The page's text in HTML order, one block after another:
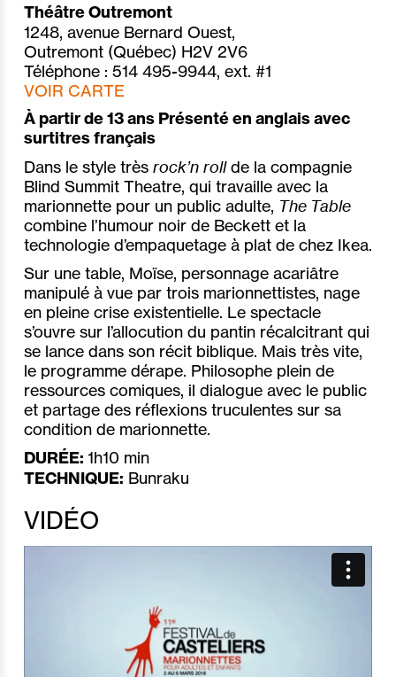
Théâtre Outremont
1248, avenue Bernard Ouest,
Outremont (Québec) H2V 2V6
Téléphone : 514 495-9944, ext. #1
VOIR CARTE
À partir de 13 ans Présenté en anglais avec
surtitres français
Dans le style très rock’n rollde la compagnie
Blind Summit Theatre, qui travaille avec la
marionnette pour un public adulte, The Table
combine l’humour noir de Beckett et la
technologie d’empaquetage à plat de chez Ikea.
Sur une table, Moïse, personnage acariâtre
manipulé à vue par trois marionnettistes, nage
en pleine crise existentielle. Le spectacle
s’ouvre sur l’allocution du pantin récalcitrant qui
se lance dans son récit biblique. Mais très vite,
le programme dérape. Philosophe plein de
ressources comiques, il dialogue avec le public
et partage des réflexions truculentes sur sa
condition de marionnette.
DURÉE: 1h10 min
TECHNIQUE: Bunraku
VIDÉO